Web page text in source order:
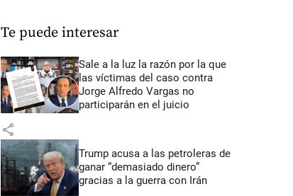
Te puede interesar
Sale a la luz la razón por la que
las víctimas del caso contra
Jorge Alfredo Vargas no
participarán en el juicio
share
Trump acusa a las petroleras de
ganar “demasiado dinero”
gracias a la guerra con Irán